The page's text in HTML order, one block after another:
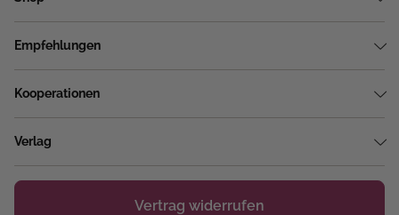
Empfehlungen
Kooperationen
Verlag
Vertrag widerrufen